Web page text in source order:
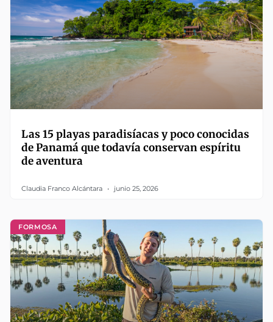
Las 15 playas paradisíacas y poco conocidas
de Panamá que todavía conservan espíritu
de aventura
Claudia Franco Alcántara junio 25, 2026
FORMOSA